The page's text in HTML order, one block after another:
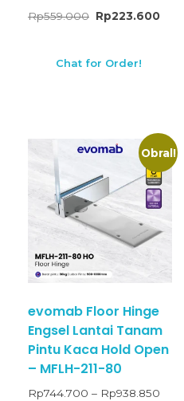
Rp559.000 Rp223.600
Chat for Order!
Obral!
evomab Floor Hinge
Engsel Lantai Tanam
Pintu Kaca Hold Open
– MFLH-211-80
Rp744.700 – Rp938.850